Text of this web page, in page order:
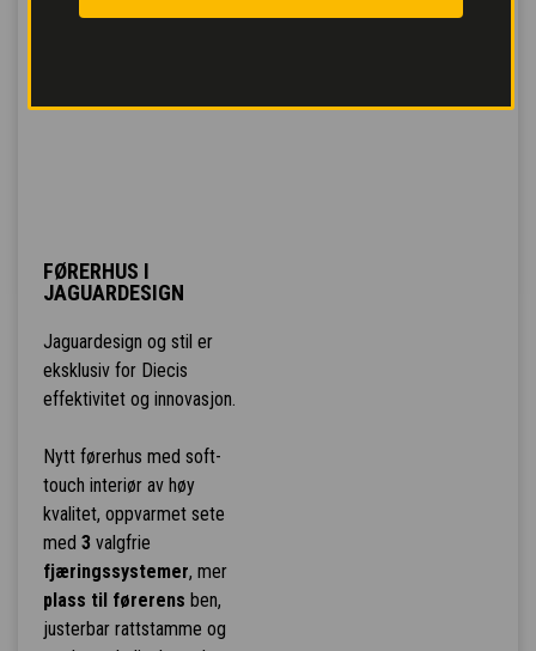
FØRERHUS I
JAGUARDESIGN
Jaguardesign og stil er
eksklusiv for Diecis
effektivitet og innovasjon.
Nytt førerhus med soft-
touch interiør av høy
kvalitet, oppvarmet sete
med 3valgfrie
fjæringssystemer, mer
plass til førerens ben,
justerbar rattstamme og